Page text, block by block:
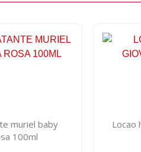
muriel baby
100ml
Locao